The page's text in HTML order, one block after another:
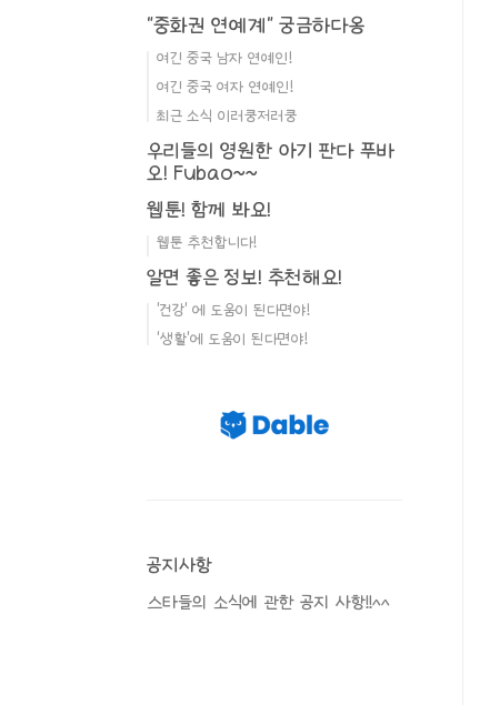
"중화권 연예계" 궁금하다옹
여긴 중국 남자 연예인!
여긴 중국 여자 연예인!
최근 소식 이러쿵저러쿵
우리들의 영원한 아기 판다 푸바
오! Fubao~~
웹툰! 함께 봐요!
웹툰 추천합니다!
알면 좋은 정보! 추천해요!
'건강' 에 도움이 된다면야!
'생활'에 도움이 된다면야!
공지사항
스타들의 소식에 관한 공지 사항!!^^